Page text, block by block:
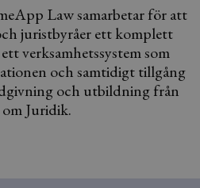
Law samarbetar för att
juristbyråer ett komplett
verksamhetssystem som
och samtidigt tillgång
och utbildning från
Juridik.